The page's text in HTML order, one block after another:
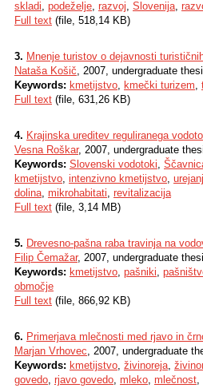
skladi, podeželje, razvoj, Slovenija,
Full text (file, 518,14 KB)
3. Mnenje turistov o dejavnosti
Nataša Košič, 2007, undergraduate
Keywords: kmetijstvo, kmečki turizem,
Full text (file, 631,26 KB)
4. Krajinska ureditev reguliranega
Vesna Roškar, 2007, undergraduate
Keywords: Slovenski vodotoki,
kmetijstvo, intenzivno kmetijstvo,
dolina, mikrohabitati, revitalizacija
Full text (file, 3,14 MB)
5. Drevesno-pašna raba travinja na
Filip Čemažar, 2007, undergraduate
Keywords: kmetijstvo, pašniki,
območje
Full text (file, 866,92 KB)
6. Primerjava mlečnosti med rjavo in
Marjan Vrhovec, 2007, undergraduate
Keywords: kmetijstvo, živinoreja,
govedo, rjavo govedo, mleko, mlečnost,